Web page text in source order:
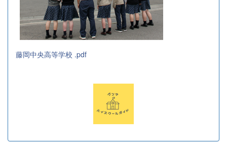
藤岡中央高等学校 .pdf